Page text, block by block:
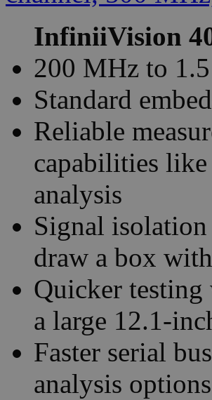
InfiniiVision
200 MHz to
Standard
Reliable
capabilities like
analysis
Signal
draw a box
Quicker
a large 12.1-
Faster serial
analysis options